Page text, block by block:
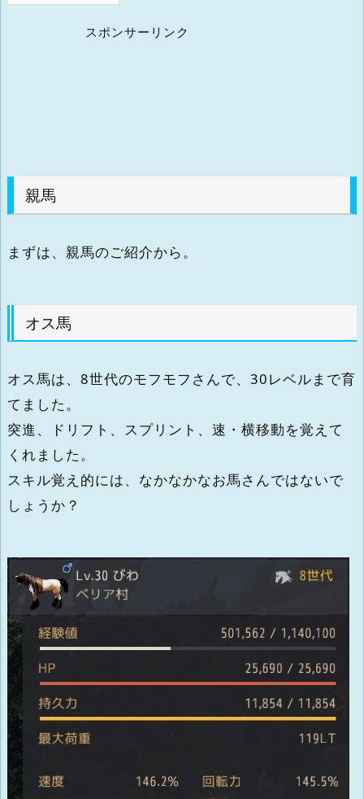
スポンサーリンク
親馬
まずは、親馬のご紹介から。
オス馬
オス馬は、8世代のモフモフさんで、30レベルまで育
てました。
突進、ドリフト、スプリント、速・横移動を覚えて
くれました。
スキル覚え的には、なかなかなお馬さんではないで
しょうか？